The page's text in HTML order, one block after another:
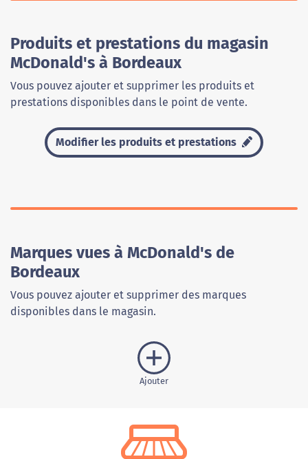
Produits et prestations du magasin
McDonald's à Bordeaux
Vous pouvez ajouter et supprimer les produits et
prestations disponibles dans le point de vente.
Modifier les produits et prestations
Marques vues à McDonald's de
Bordeaux
Vous pouvez ajouter et supprimer des marques
disponibles dans le magasin.
Ajouter